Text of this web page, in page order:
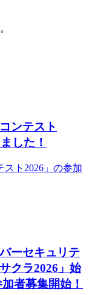
ンテスト
した！
スト2026」の参加
ーセキュリテ
クラ2026」始
者募集開始！